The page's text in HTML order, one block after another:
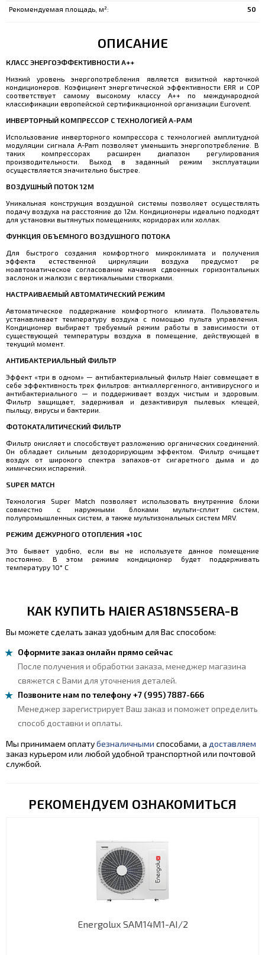
Рекомендуемая площадь, м²:
50
ОПИСАНИЕ
КЛАСС ЭНЕРГОЭФФЕКТИВНОСТИ A++
Низкий уровень энергопотребления является визитной карточкой
кондиционеров. Коэфициент энергетической эффективности ERR и COP
соответствует самому высокому классу A++ по международной
классификации европейской сертификационной организации Eurovent.
ИНВЕРТОРНЫЙ КОМПРЕССОР С ТЕХНОЛОГИЕЙ A-PAM
Использование инверторного компрессора с технологией амплитудной
модуляции сигнала A-Pam позволяет уменьшить энергопотребление. В
таких компрессорах расширен диапазон регулирования
производительности. Выход в заданный режим эксплуатации
осуществляется значительно быстрее.
ВОЗДУШНЫЙ ПОТОК 12М
Уникальная конструкция воздушной системы позволяет осуществлять
подачу воздуха на расстояние до 12м. Кондиционеры идеально подходят
для установки вытянутых помещениях, коридорах или холлах.
ФУНКЦИЯ ОБЪЕМНОГО ВОЗДУШНОГО ПОТОКА
Для быстрого создания комфортного микроклимата и получения
эффекта естественной циркуляции воздуха предусмот ре
ноавтоматическое согласование качания сдвоенных горизонтальных
заслонок и жалюзи с вертикальными створками.
НАСТРАИВАЕМЫЙ АВТОМАТИЧЕСКИЙ РЕЖИМ
Автоматическое поддержание комфортного климата. Пользователь
устанавливает температуру воздуха с помощью пульта управления.
Кондиционер выбирает требуемый режим работы в зависимости от
существующей температуры воздуха в помещение, действующей в
текущий момент.
АНТИБАКТЕРИАЛЬНЫЙ ФИЛЬТР
Эффект «три в одном» — антибактериальный фильтр Haier совмещает в
себе эффективность трех фильтров: антиаллергенного, антивирусного и
антибактериального — и поддерживает воздух чистым и здоровым.
Фильтр защищает, задерживая и дезактивируя пылевых клещей,
пыльцу, вирусы и бактерии.
ФОТОКАТАЛИТИЧЕСКИЙ ФИЛЬТР
Фильтр окисляет и способствует разложению органических соединений.
Он обладает сильным дезодорирующим эффектом. Фильтр очищает
воздух от широкого спектра запахов-от сигаретного дыма и до
химических испарений.
SUPER MATCH
Технология Super Match позволяет использовать внутренние блоки
совместно с наружными блоками мульти-сплит систем,
полупромышленных систем, а также мультизональных систем MRV.
РЕЖИМ ДЕЖУРНОГО ОТОПЛЕНИЯ +10С
Это бывает удобно, если вы не используете данное помещение
постоянно. В этом режиме кондиционер будет поддерживать
температуру 10° С
КАК КУПИТЬ HAIER AS18NS5ERA-B
Вы можете сделать заказ удобным для Вас способом:
Оформите заказ онлайн прямо сейчас
После получения и обработки заказа, менеджер магазина
свяжется с Вами для уточнения деталей.
Позвоните нам по телефону +7 (995) 7887-666
Менеджер зарегистрирует Ваш заказ и поможет определить
способ доставки и оплаты.
Мы принимаем оплатубезналичными способами, а доставляем
заказ курьером или любой удобной транспортной или почтовой
службой.
РЕКОМЕНДУЕМ ОЗНАКОМИТЬСЯ
Energolux SAM14M1-AI/2